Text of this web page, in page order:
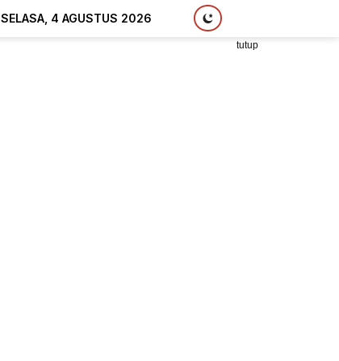
SELASA, 4 AGUSTUS 2026
tutup